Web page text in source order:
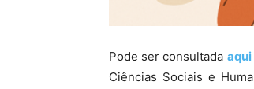
Pode ser consultada aqui
Ciências Sociais e